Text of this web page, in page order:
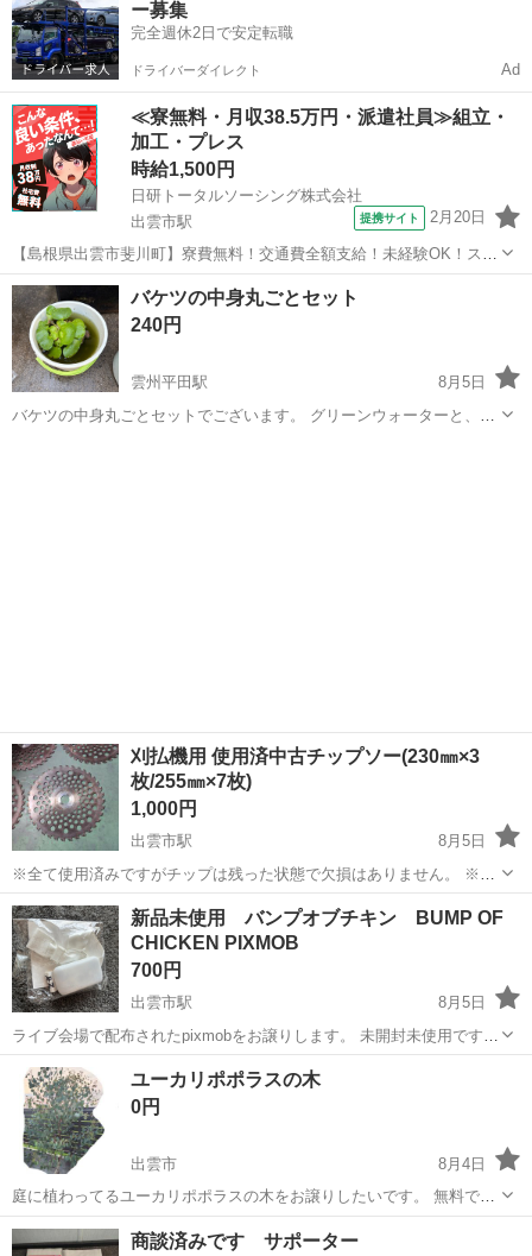
あげます。 バケツを持ってきて...
ー募集
完全週休2日で安定転職
ドライバーダイレクト Ad
≪寮無料・月収38.5万円・派遣社員≫組立・
加工・プレス
時給1,500円
日研トータルソーシング株式会社
出雲市駅
提携サイト 2月20日
【島根県出雲市斐川町】寮費無料！交通費全額支給！未経験OK！スマ
ホ等に使用される電子部品の製造《お仕事No.9A1034》 お仕事につい
て セラミックコンデンサという自動車やスマートフォン等の中に組み
込まれている、一時的に...
島根 出雲市 出雲市駅 その他
バケツの中身丸ごとセット
240円
雲州平田駅
8月5日
バケツの中身丸ごとセットでございます。 グリーンウォーターと、稚
刈払機用 使用済中古チップソー(230㎜×3
枚/255㎜×7枚)
1,000円
出雲市駅
8月5日
※全て使用済みですがチップは残った状態で欠損はありません。 ※出
雲市内での受け渡しとなりますので予めご了承ください。
島根 出雲市 出雲市駅 払機
新品未使用 バンプオブチキン BUMP OF
CHICKEN PIXMOB
700円
出雲市駅
8月5日
ライブ会場で配布されたpixmobをお譲りします。 未開封未使用ですが
自宅保管品であることをご了承ください。 BUMP OF CHICKEN ホー
ムシック衛星 Sphery Rendezvous PIXMOB バンプオ...
島根 出雲市 出雲市駅 その他
ユーカリポポラスの木
0円
出雲市
8月4日
庭に植わってるユーカリポポラスの木をお譲りしたいです。 無料です
が、引き抜いて持って行ってくださる方でお願いしますm(_ _)m 大き
さは2m以上はあるかと思います。
島根 出雲市 その他 ユーカリポポラス
商談済みです サポーター